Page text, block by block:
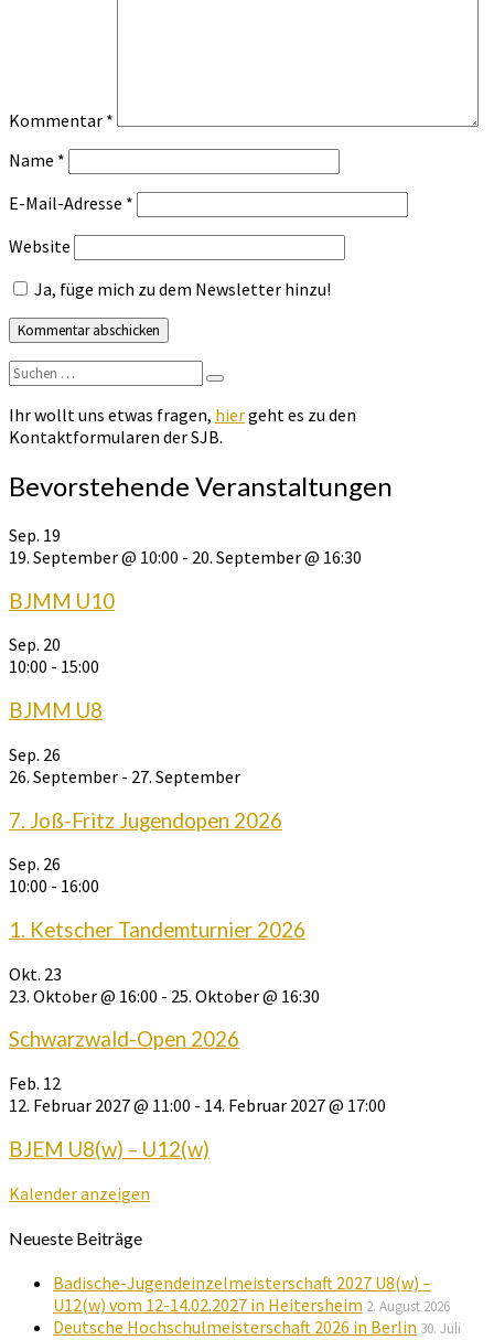
Kommentar *
Name *
E-Mail-Adresse *
Website
Ja, füge mich zu dem Newsletter hinzu!
Suchen
nach:
Suchen
Ihr wollt uns etwas fragen, hiergeht es zu den
Kontaktformularen der SJB.
Bevorstehende Veranstaltungen
Sep. 19
19. September @ 10:00 - 20. September @ 16:30
BJMM U10
Sep. 20
10:00 - 15:00
BJMM U8
Sep. 26
26. September - 27. September
7. Joß-Fritz Jugendopen 2026
Sep. 26
10:00 - 16:00
1. Ketscher Tandemturnier 2026
Okt. 23
23. Oktober @ 16:00 - 25. Oktober @ 16:30
Schwarzwald-Open 2026
Feb. 12
12. Februar 2027 @ 11:00 - 14. Februar 2027 @ 17:00
BJEM U8(w) – U12(w)
Kalender anzeigen
Neueste Beiträge
Badische-Jugendeinzelmeisterschaft 2027 U8(w) –
U12(w) vom 12-14.02.2027 in Heitersheim 2. August 2026
Deutsche Hochschulmeisterschaft 2026 in Berlin 30. Juli